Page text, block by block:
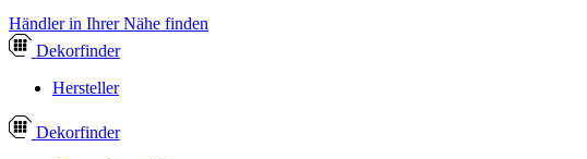
Händler in Ihrer Nähe finden
Dekorfinder
Hersteller
Dekorfinder